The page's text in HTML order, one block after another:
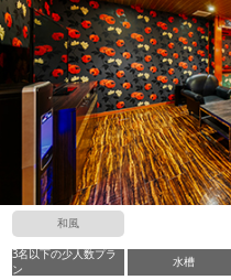
和風
3名以下の少人数プラ
ン
水槽